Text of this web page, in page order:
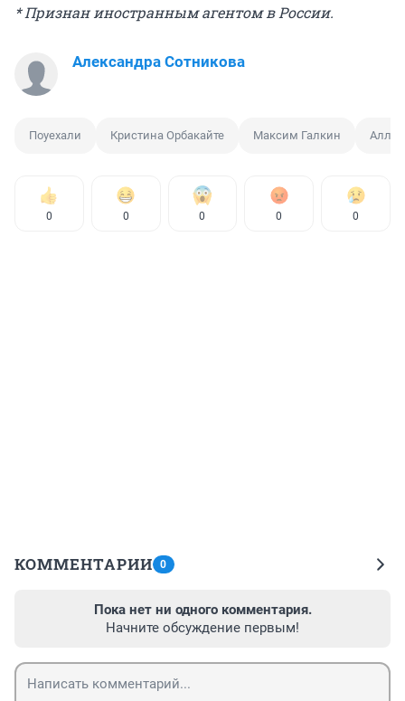
* Признан иностранным агентом в России.
Александра Сотникова
Поуехали Кристина Орбакайте Максим Галкин Алла
0 0 0 0 0
КОММЕНТАРИИ 0
Пока нет ни одного комментария.
Начните обсуждение первым!